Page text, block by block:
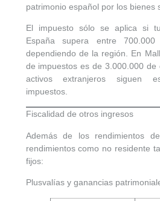
patrimonio español por los bienes
El impuesto sólo se aplica si
España supera entre
dependiendo de la región. En
de impuestos es de 3.000.000 de
activos extranjeros siguen
impuestos.
Fiscalidad de otros ingresos
Además de los rendimientos
rendimientos como no residente
fijos:
Plusvalías y ganancias